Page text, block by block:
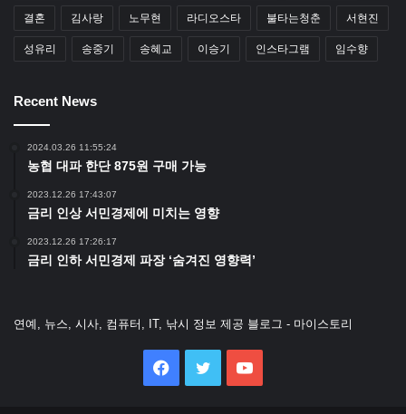
결혼 김사랑 노무현 라디오스타 불타는청춘 서현진
성유리 송중기 송혜교 이승기 인스타그램 임수향
Recent News
2024.03.26 11:55:24
농협 대파 한단 875원 구매 가능
2023.12.26 17:43:07
금리 인상 서민경제에 미치는 영향
2023.12.26 17:26:17
금리 인하 서민경제 파장 ‘숨겨진 영향력’
연예, 뉴스, 시사, 컴퓨터, IT, 낚시 정보 제공 블로그 - 마이스토리
Facebook
Twitter